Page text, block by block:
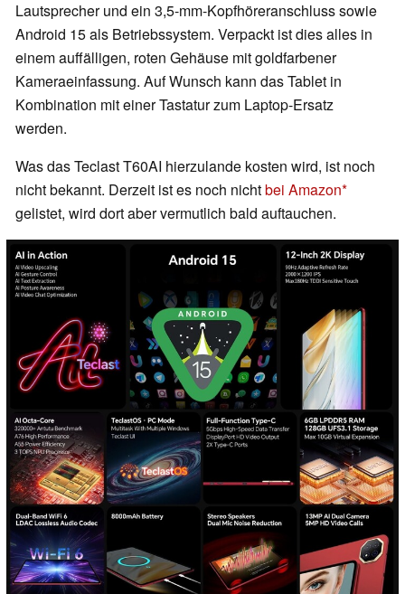
Lautsprecher und ein 3,5-mm-Kopfhöreranschluss sowie
Android 15 als Betriebssystem. Verpackt ist dies alles in
einem auffälligen, roten Gehäuse mit goldfarbener
Kameraeinfassung. Auf Wunsch kann das Tablet in
Kombination mit einer Tastatur zum Laptop-Ersatz
werden.
Was das Teclast T60AI hierzulande kosten wird, ist noch
nicht bekannt. Derzeit ist es noch nichtbei Amazon
gelistet, wird dort aber vermutlich bald auftauchen.